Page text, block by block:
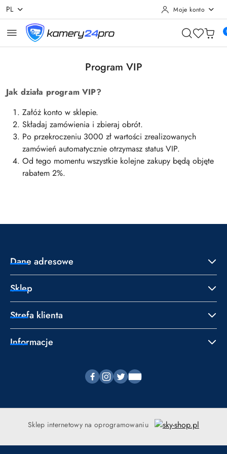
Przejdź do treści głównej
Przejdź do wyszukiwarki
Przejdź do moje konto
Przejdź do menu głównego
Przejdź do stopki
PL Moje konto
Program VIP
Jak działa program VIP?
Załóż konto w sklepie.
Składaj zamówienia i zbieraj obrót.
Po przekroczeniu 3000 zł wartości zrealizowanych
zamówień automatycznie otrzymasz status VIP.
Od tego momentu wszystkie kolejne zakupy będą objęte
rabatem 2%.
Dane adresowe
Sklep
Strefa klienta
Informacje
Sklep internetowy na oprogramowaniu